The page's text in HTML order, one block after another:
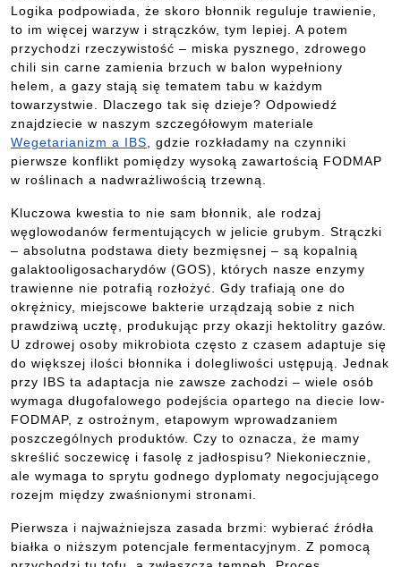
Logika podpowiada, że skoro błonnik reguluje trawienie,
to im więcej warzyw i strączków, tym lepiej. A potem
przychodzi rzeczywistość – miska pysznego, zdrowego
chili sin carne zamienia brzuch w balon wypełniony
helem, a gazy stają się tematem tabu w każdym
towarzystwie. Dlaczego tak się dzieje? Odpowiedź
znajdziecie w naszym szczegółowym materiale
Wegetarianizm a IBS , gdzie rozkładamy na czynniki
pierwsze konflikt pomiędzy wysoką zawartością FODMAP
w roślinach a nadwrażliwością trzewną.
Kluczowa kwestia to nie sam błonnik, ale rodzaj
węglowodanów fermentujących w jelicie grubym. Strączki
– absolutna podstawa diety bezmięsnej – są kopalnią
galaktooligosacharydów (GOS), których nasze enzymy
trawienne nie potrafią rozłożyć. Gdy trafiają one do
okrężnicy, miejscowe bakterie urządzają sobie z nich
prawdziwą ucztę, produkując przy okazji hektolitry gazów.
U zdrowej osoby mikrobiota często z czasem adaptuje się
do większej ilości błonnika i dolegliwości ustępują. Jednak
przy IBS ta adaptacja nie zawsze zachodzi – wiele osób
wymaga długofalowego podejścia opartego na diecie low-
FODMAP, z ostrożnym, etapowym wprowadzaniem
poszczególnych produktów. Czy to oznacza, że mamy
skreślić soczewicę i fasolę z jadłospisu? Niekoniecznie,
ale wymaga to sprytu godnego dyplomaty negocjującego
rozejm między zwaśnionymi stronami.
Pierwsza i najważniejsza zasada brzmi: wybierać źródła
białka o niższym potencjale fermentacyjnym. Z pomocą